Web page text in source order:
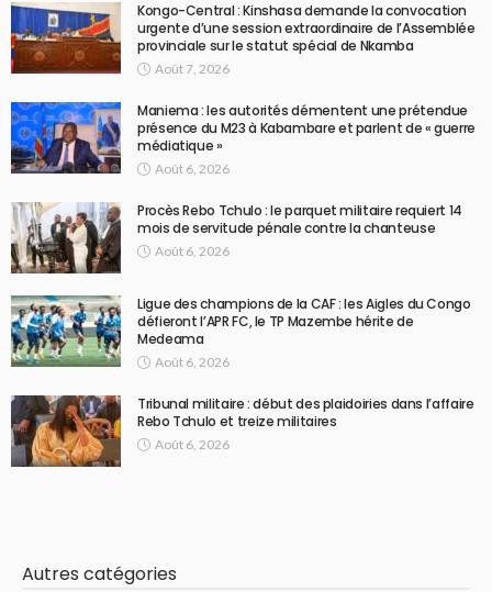
Kongo-Central : Kinshasa demande la convocation
urgente d’une session extraordinaire de l’Assemblée
provinciale sur le statut spécial de Nkamba
Août 7, 2026
Maniema : les autorités démentent une prétendue
présence du M23 à Kabambare et parlent de « guerre
médiatique »
Août 6, 2026
Procès Rebo Tchulo : le parquet militaire requiert 14
mois de servitude pénale contre la chanteuse
Août 6, 2026
Ligue des champions de la CAF : les Aigles du Congo
défieront l’APR FC, le TP Mazembe hérite de
Medeama
Août 6, 2026
Tribunal militaire : début des plaidoiries dans l’affaire
Rebo Tchulo et treize militaires
Août 6, 2026
Autres catégories